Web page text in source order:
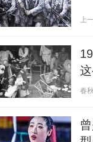
上
春